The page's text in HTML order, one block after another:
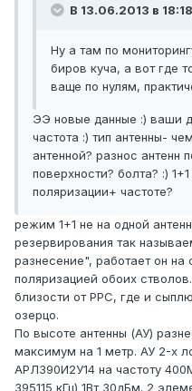
В 13.06.2013 в
Ну а там по
биров куча, а вот где
ваще по нулям,
ЭЭ новые данные :) ваши
частота :) тип антенны-
антенной? разнос антенн
поверхности? болта? :)
поляризации+ частоте?
режим 1+1 не на одной
резервирования так
разнесение", работает он на
поляризацией обоих
близости от РРС, где и
озерцо.
По высоте антенны (АУ)
максимум на 1 метр. АУ 2-х
АРЛ390И2У14 на частоту
395115 кГц) 1Вт 30дБм. 2